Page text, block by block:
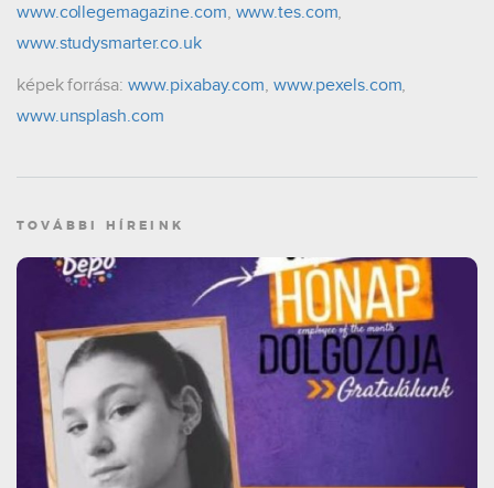
www.collegemagazine.com, www.tes.com,
www.studysmarter.co.uk
képek forrása: www.pixabay.com, www.pexels.com,
www.unsplash.com
TOVÁBBI HÍREINK